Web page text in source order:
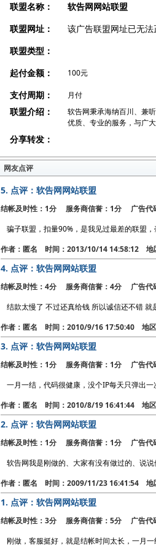
联盟名称：
软告网网站联盟
联盟网址：
该广告联盟网址已无法
联盟类型：
起付金额：
100元
支付周期： 月付
联盟介绍：
软告网秉承海纳百川、兼
优质、专业的服务，与广
分享转发：
网友点评
5. 点评：软告网网站联盟
结帐及时性：1分 服务商信誉：1分 广告代
骗子联盟，扣量90%，是我见过最差的联盟，
作者：匿名 时间：2013/10/14 14:58:12 地
4. 点评：软告网网站联盟
结帐及时性：4分 服务商信誉：4分 广告代
结款太慢了 不过还真给钱 所以诚信还不错 就
作者：匿名 时间：2010/9/16 17:50:40 地
3. 点评：软告网网站联盟
结帐及时性：1分 服务商信誉：1分 广告代
一月一结，代码很健康，没个IP每天只弹出
作者：匿名 时间：2010/8/19 16:41:44 地区
2. 点评：软告网网站联盟
结帐及时性：1分 服务商信誉：1分 广告代
软告网我是刚做的、大家有没有做过的、说说
作者：匿名 时间：2009/11/23 16:41:54 地
1. 点评：软告网网站联盟
结帐及时性：3分 服务商信誉：5分 广告代
刚做，客服挺好，就是结帐时间太长，一月